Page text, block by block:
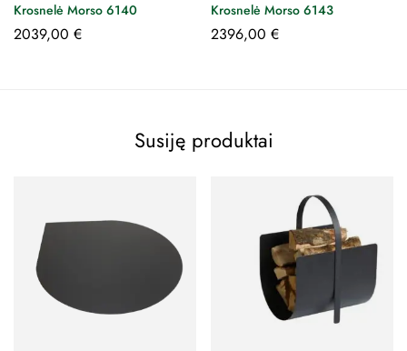
Krosnelė Morso 6140
2039,00 €
Krosnelė Morso 6143
2396,00 €
Susiję produktai